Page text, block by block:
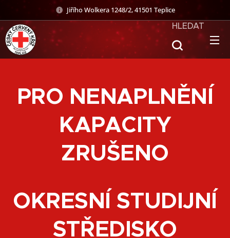
Jiřího Wolkera 1248/2, 41501 Teplice
HLEDAT
PRO NENAPLNĚNÍ
KAPACITY
ZRUŠENO
OKRESNÍ STUDIJNÍ
STŘEDISKO